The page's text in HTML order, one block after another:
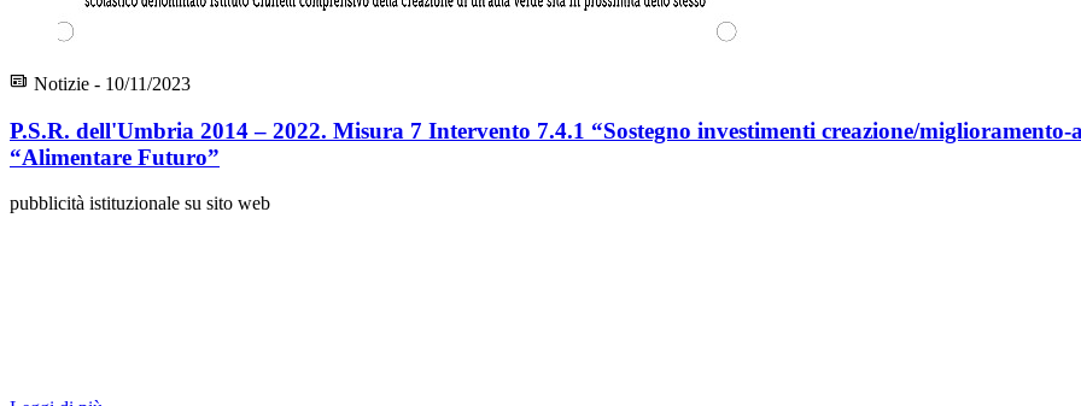
Notizie - 10/11/2023
P.S.R. dell'Umbria 2014 – 2022. Misura 7 Intervento 7.4.1 “Sostegno investimenti creazione/
“Alimentare Futuro”
pubblicità istituzionale su sito web